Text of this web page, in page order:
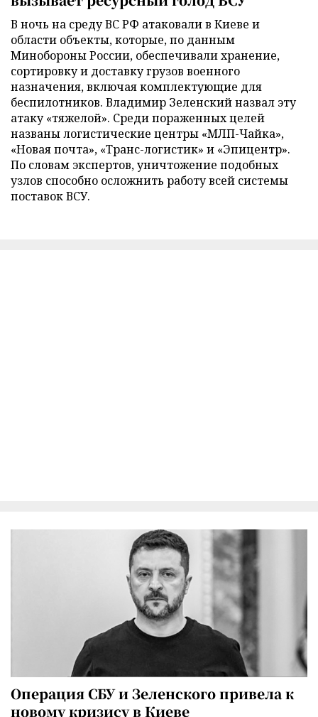
В ночь на среду ВС РФ атаковали в Киеве и
области объекты, которые, по данным
Минобороны России, обеспечивали хранение,
сортировку и доставку грузов военного
назначения, включая комплектующие для
беспилотников. Владимир Зеленский назвал эту
атаку «тяжелой». Среди пораженных целей
названы логистические центры «МЛП-Чайка»,
«Новая почта», «Транс-логистик» и «Эпицентр».
По словам экспертов, уничтожение подобных
узлов способно осложнить работу всей системы
поставок ВСУ.
Операция СБУ и Зеленского привела к
новому кризису в Киеве